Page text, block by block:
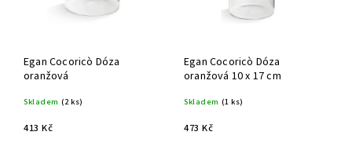
Egan Cocoricò Dóza
oranžová
Skladem (2 ks)
413 Kč
Egan Cocoricò Dóza
oranžová 10 x 17 cm
Skladem (1 ks)
473 Kč